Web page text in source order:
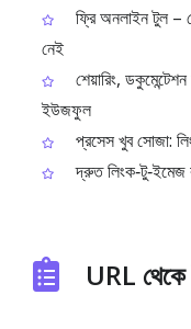
ফ্রি অনলাইন টুল –
নেই
শেয়ারিং,
ইউজফুল
প্রসেস খুব সোজা:
দ্রুত লিংক‑টু‑ইমেজ
URL থেকে